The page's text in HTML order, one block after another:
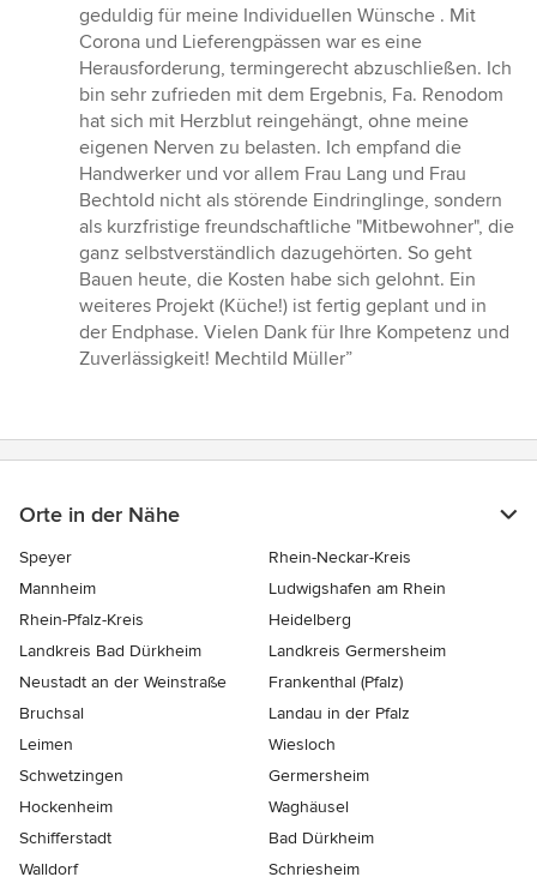
geduldig für meine Individuellen Wünsche . Mit
Corona und Lieferengpässen war es eine
Herausforderung, termingerecht abzuschließen. Ich
bin sehr zufrieden mit dem Ergebnis, Fa. Renodom
hat sich mit Herzblut reingehängt, ohne meine
eigenen Nerven zu belasten. Ich empfand die
Handwerker und vor allem Frau Lang und Frau
Bechtold nicht als störende Eindringlinge, sondern
als kurzfristige freundschaftliche "Mitbewohner", die
ganz selbstverständlich dazugehörten. So geht
Bauen heute, die Kosten habe sich gelohnt. Ein
weiteres Projekt (Küche!) ist fertig geplant und in
der Endphase. Vielen Dank für Ihre Kompetenz und
Zuverlässigkeit! Mechtild Müller”
Orte in der Nähe
Speyer
Rhein-Neckar-Kreis
Mannheim
Ludwigshafen am Rhein
Rhein-Pfalz-Kreis
Heidelberg
Landkreis Bad Dürkheim
Landkreis Germersheim
Neustadt an der Weinstraße
Frankenthal (Pfalz)
Bruchsal
Landau in der Pfalz
Leimen
Wiesloch
Schwetzingen
Germersheim
Hockenheim
Waghäusel
Schifferstadt
Bad Dürkheim
Walldorf
Schriesheim